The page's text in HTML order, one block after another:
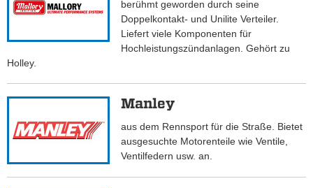
berühmt geworden durch seine
Doppelkontakt- und Unilite Verteiler.
Liefert viele Komponenten für
Hochleistungszündanlagen. Gehört zu
Holley.
Manley
aus dem Rennsport für die Straße. Bietet
ausgesuchte Motorenteile wie Ventile,
Ventilfedern usw. an.